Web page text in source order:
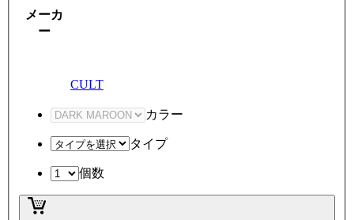
メーカ
ー
CULT
カラー
タイプ
個数